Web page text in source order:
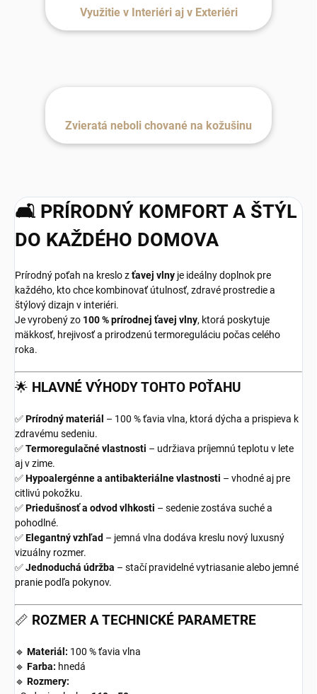
Využitie v Interiéri aj v Exteriéri
Zvieratá neboli chované na kožušinu
🛋️ PRÍRODNÝ KOMFORT A ŠTÝL
DO KAŽDÉHO DOMOVA
Prírodný poťah na kreslo zťavej vlny je ideálny doplnok pre
každého, kto chce kombinovať útulnosť, zdravé prostredie a
štýlový dizajn v interiéri.
Je vyrobený zo 100 % prírodnej ťavej vlny, ktorá poskytuje
mäkkosť, hrejivosť a prirodzenú termoreguláciu počas celého
roka.
🌟 HLAVNÉ VÝHODY TOHTO POŤAHU
✅Prírodný materiál – 100 % ťavia vlna, ktorá dýcha a prispieva k
zdravému sedeniu.
✅Termoregulačné vlastnosti – udržiava príjemnú teplotu v lete
aj v zime.
✅Hypoalergénne a antibakteriálne vlastnosti – vhodné aj pre
citlivú pokožku.
✅Priedušnosť a odvod vlhkosti – sedenie zostáva suché a
pohodlné.
✅Elegantný vzhľad – jemná vlna dodáva kreslu nový luxusný
vizuálny rozmer.
✅Jednoduchá údržba – stačí pravidelné vytriasanie alebo jemné
pranie podľa pokynov.
📏 ROZMER A TECHNICKÉ PARAMETRE
🔹 Materiál: 100 % ťavia vlna
🔹 Farba: hnedá
🔹 Rozmery: